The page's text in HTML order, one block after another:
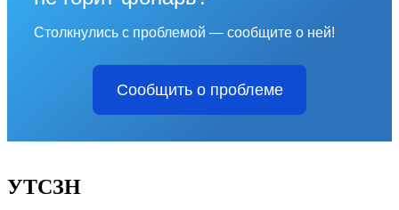
Столкнулись с проблемой — сообщите о ней!
Сообщить о проблеме
УТСЗН